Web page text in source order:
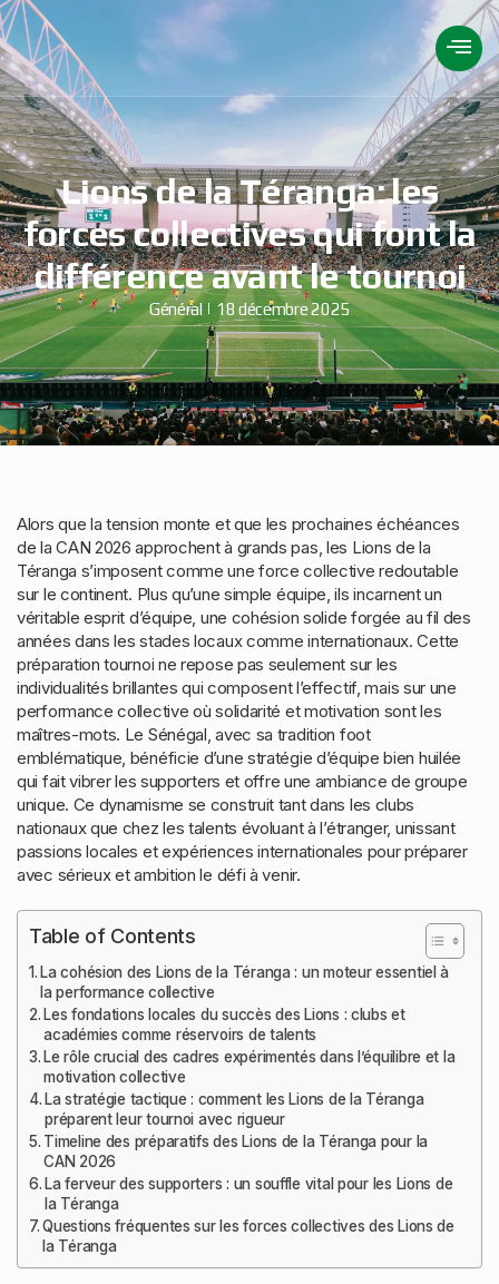
Lions de la Téranga: les
forces collectives qui font la
différence avant le tournoi
Général 18 décembre 2025
Alors que la tension monte et que les prochaines échéances
de la CAN 2026 approchent à grands pas, les Lions de la
Téranga s’imposent comme une force collective redoutable
sur le continent. Plus qu’une simple équipe, ils incarnent un
véritable esprit d’équipe, une cohésion solide forgée au fil des
années dans les stades locaux comme internationaux. Cette
préparation tournoi ne repose pas seulement sur les
individualités brillantes qui composent l’effectif, mais sur une
performance collective où solidarité et motivation sont les
maîtres-mots. Le Sénégal, avec sa tradition foot
emblématique, bénéficie d’une stratégie d’équipe bien huilée
qui fait vibrer les supporters et offre une ambiance de groupe
unique. Ce dynamisme se construit tant dans les clubs
nationaux que chez les talents évoluant à l’étranger, unissant
passions locales et expériences internationales pour préparer
avec sérieux et ambition le défi à venir.
Table of Contents
La cohésion des Lions de la Téranga : un moteur essentiel à
la performance collective
Les fondations locales du succès des Lions : clubs et
académies comme réservoirs de talents
Le rôle crucial des cadres expérimentés dans l’équilibre et la
motivation collective
La stratégie tactique : comment les Lions de la Téranga
préparent leur tournoi avec rigueur
Timeline des préparatifs des Lions de la Téranga pour la
CAN 2026
La ferveur des supporters : un souffle vital pour les Lions de
la Téranga
Questions fréquentes sur les forces collectives des Lions de
la Téranga